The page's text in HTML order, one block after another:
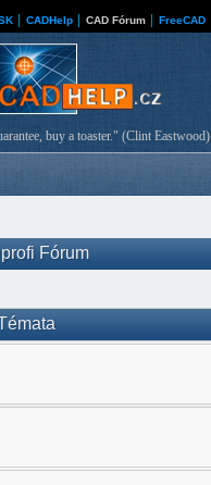
CADHelp CAD Fórum FreeCAD
buy a toaster." (Clint Eastwood)
Fórum